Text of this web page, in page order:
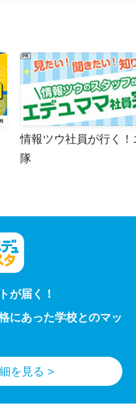
情報ツウ社員が行く
隊
が届く！
にあった学校とのマッ
を見る >